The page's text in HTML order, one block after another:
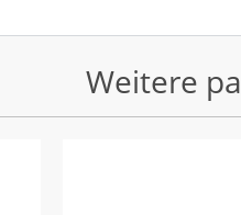
Weitere